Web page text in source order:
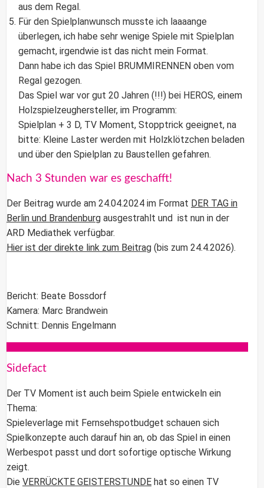
aus dem Regal.
Für den Spielplanwunsch musste ich laaaange
überlegen, ich habe sehr wenige Spiele mit Spielplan
gemacht, irgendwie ist das nicht mein Format.
Dann habe ich das Spiel BRUMMIRENNEN oben vom
Regal gezogen.
Das Spiel war vor gut 20 Jahren (!!!) bei HEROS, einem
Holzspielzeughersteller, im Programm:
Spielplan + 3 D, TV Moment, Stopptrick geeignet, na
bitte: Kleine Laster werden mit Holzklötzchen beladen
und über den Spielplan zu Baustellen gefahren.
Nach 3 Stunden war es geschafft!
Der Beitrag wurde am 24.04.2024 im Format DER TAG in
Berlin und Brandenburg ausgestrahlt und ist nun in der
ARD Mediathek verfügbar.
Hier ist der direkte link zum Beitrag (bis zum 24.4.2026).
Bericht: Beate Bossdorf
Kamera: Marc Brandwein
Schnitt: Dennis Engelmann
Sidefact
Der TV Moment ist auch beim Spiele entwickeln ein
Thema:
Spieleverlage mit Fernsehspotbudget schauen sich
Spielkonzepte auch darauf hin an, ob das Spiel in einen
Werbespot passt und dort sofortige optische Wirkung
zeigt.
Die VERRÜCKTE GEISTERSTUNDE hat so einen TV